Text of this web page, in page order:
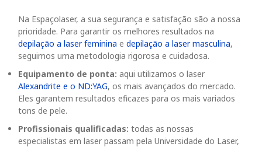
Na Espaçolaser, a sua segurança e satisfação são a nossa
prioridade. Para garantir os melhores resultados na
depilação a laser feminina e depilação a laser masculina,
seguimos uma metodologia rigorosa e cuidadosa.
Equipamento de ponta: aqui utilizamos o laser
Alexandrite e o ND:YAG, os mais avançados do mercado.
Eles garantem resultados eficazes para os mais variados
tons de pele.
Profissionais qualificadas: todas as nossas
especialistas em laser passam pela Universidade do Laser,